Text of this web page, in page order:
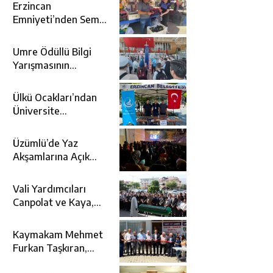
Erzincan
Emniyeti’nden Semt
Bilgilendirme
Faaliyeti
Umre Ödüllü Bilgi
Yarışmasının
Topraklara
Uğurlandı
Ülkü Ocakları’ndan
Üniversite
Desteği
Üzümlü’de Yaz
Akşamlarına Açık
Kattı
Vali Yardımcıları
Canpolat ve Kaya,
Cenaze Törenine
Katıldı
Kaymakam Mehmet
Furkan Taşkıran,